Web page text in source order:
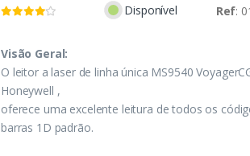
Disponível Ref:
Visão Geral:
O leitor a laser de linha única MS9540
Honeywell ,
oferece uma excelente leitura de todos os
barras 1D padrão.